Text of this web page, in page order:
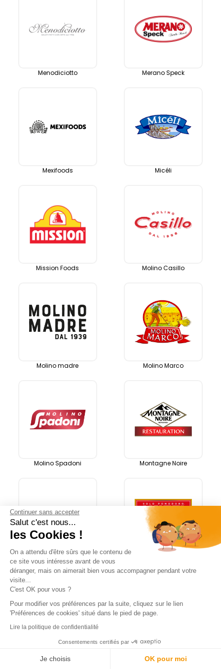
Continuer sans accepter
Salut c'est nous...
les Cookies !
On a attendu d'être sûrs que le contenu de
ce site vous intéresse avant de vous
déranger, mais on aimerait bien vous accompagner pendant votre
visite...
C'est OK pour vous ?
Pour modifier vos préférences par la suite, cliquez sur le lien
'Préférences de cookies' situé dans le pied de page.
Lire la politique de confidentialité
Consentements certifiés par
Je choisis OK pour moi
Rechercher
Menodiciotto Merano Speck
Mexifoods Micéli
Mission Foods Molino Casillo
Molino madre Molino Marco
Molino Spadoni Montagne Noire
Morato
Neuhauser Nocciolata